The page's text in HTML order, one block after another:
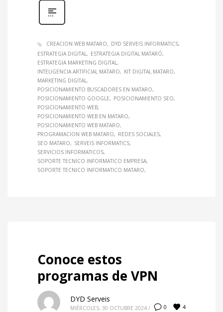
CREACION WEB MATARO
DYD SERVEIS INFORMATICS
ESTRATEGIA DIGITAL
ESTRATEGIA DIGITAL MATARÓ
ESTRATEGIA MARKETING DIGITAL
INTELIGENCIA ARTIFICIAL MATARO
KIT DIGITAL MATARO
MARKETING DIGITAL
POSICIONAMIENTO BUSCADORES EN MATARO
POSICIONAMIENTO GOOGLE
POSICIONAMIENTO SEO
POSICIONAMIENTO WEB
POSICIONAMIENTO WEB EN MATARO
POSICIONAMIENTO WEB MATARO
PROGRAMACION WEB MATARO
REDES SOCIALES
SEO MATARO
SERVEIS INFORMATICS
SERVICIOS INFORMATICOS
SOPORTE TECNICO INFORMATICO EMPRESA
SOPORTE TECNICO INFORMATICO MATARO
Conoce estos
programas de VPN
0 4
DYD Serveis
MIÉRCOLES, 30 OCTUBRE 2024 /